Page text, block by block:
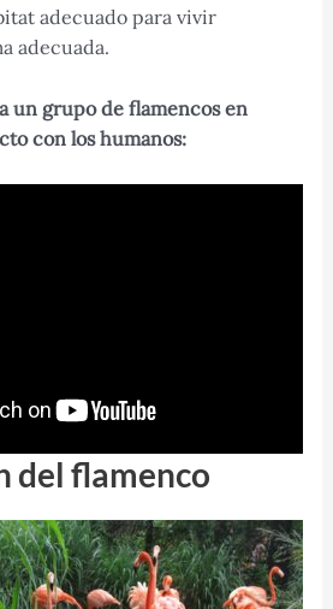
adecuado para vivir
adecuada.
un grupo de flamencos en
con los humanos:
del flamenco